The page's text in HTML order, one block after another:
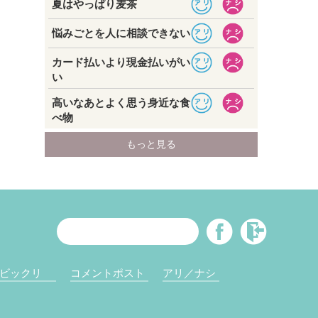
ビックリ コメントポスト アリ／ナシ